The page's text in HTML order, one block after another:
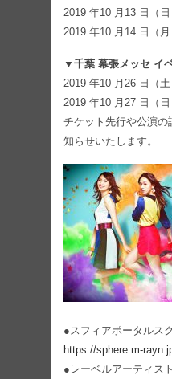
2019 年10 ⽉13 ⽇（⽇
2019 年10 ⽉14 ⽇（⽉
▼千葉 幕張メッセ イ
2019 年10 ⽉26 ⽇（⼟
2019 年10 ⽉27 ⽇（⽇
チケット先⾏や公演の
知らせいたします。
●スフィアポータルス
https://sphere.m-
●レーベルアーティス